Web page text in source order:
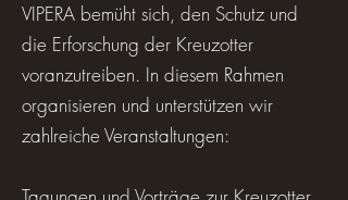
VIPERA bemüht sich, den Schutz und
die Erforschung der Kreuzotter
voranzutreiben. In diesem Rahmen
organisieren und unterstützen wir
zahlreiche Veranstaltungen: